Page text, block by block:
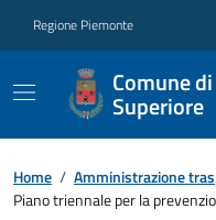
Regione Piemonte
Comune
Superiore
Home / Amministrazione
Piano triennale per la